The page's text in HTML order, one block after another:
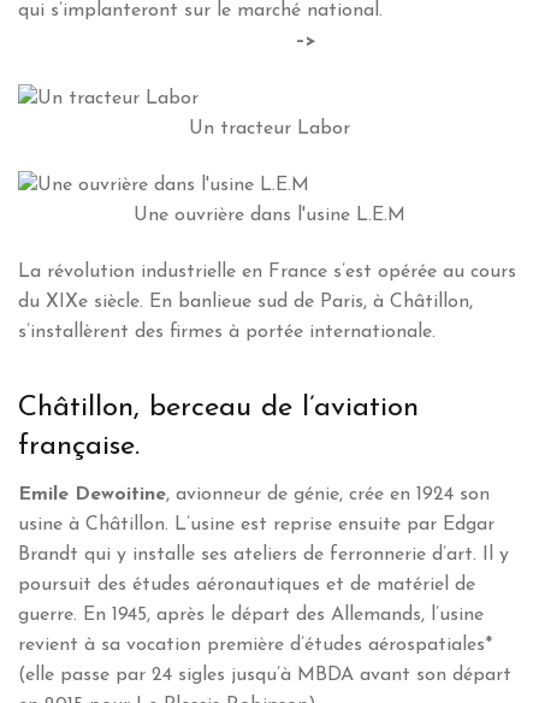
qui s’implanteront sur le marché national.
–>
Un tracteur Labor
Une ouvrière dans l'usine L.E.M
La révolution industrielle en France s’est opérée au cours
du XIXe siècle. En banlieue sud de Paris, à Châtillon,
s’installèrent des firmes à portée internationale.
Châtillon, berceau de l’aviation
française.
Emile Dewoitine, avionneur de génie, crée en 1924 son
usine à Châtillon. L’usine est reprise ensuite par Edgar
Brandt qui y installe ses ateliers de ferronnerie d’art. Il y
poursuit des études aéronautiques et de matériel de
guerre. En 1945, après le départ des Allemands, l’usine
revient à sa vocation première d’études aérospatiales*
(elle passe par 24 sigles jusqu’à MBDA avant son départ